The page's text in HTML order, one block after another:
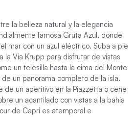
la belleza natural y la elegancia
famosa Gruta Azul, donde
mar con un azul eléctrico. Suba a pie
la Via Krupp para disfrutar de vistas
un telesilla hasta la cima del Monte
de un panorama completo de la isla.
de un aperitivo en la Piazzetta o cene
un acantilado con vistas a la bahía
de Capri es atemporal e